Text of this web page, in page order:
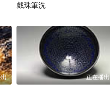
戲珠筆洗
正在播出